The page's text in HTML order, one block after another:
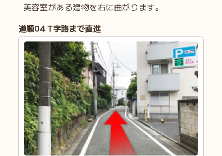
美容室がある建物を右に曲がります。
道順04 T字路まで直進